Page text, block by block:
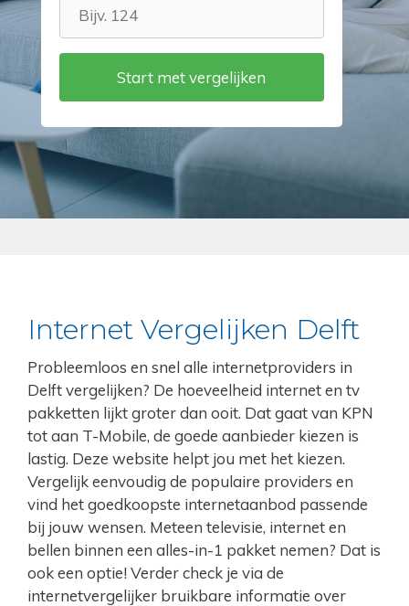
Internet Vergelijken Delft
Probleemloos en snel alle internetproviders in
Delft vergelijken? De hoeveelheid internet en tv
pakketten lijkt groter dan ooit. Dat gaat van KPN
tot aan T-Mobile, de goede aanbieder kiezen is
lastig. Deze website helpt jou met het kiezen.
Vergelijk eenvoudig de populaire providers en
vind het goedkoopste internetaanbod passende
bij jouw wensen. Meteen televisie, internet en
bellen binnen een alles-in-1 pakket nemen? Dat is
ook een optie! Verder check je via de
internetvergelijker bruikbare informatie over